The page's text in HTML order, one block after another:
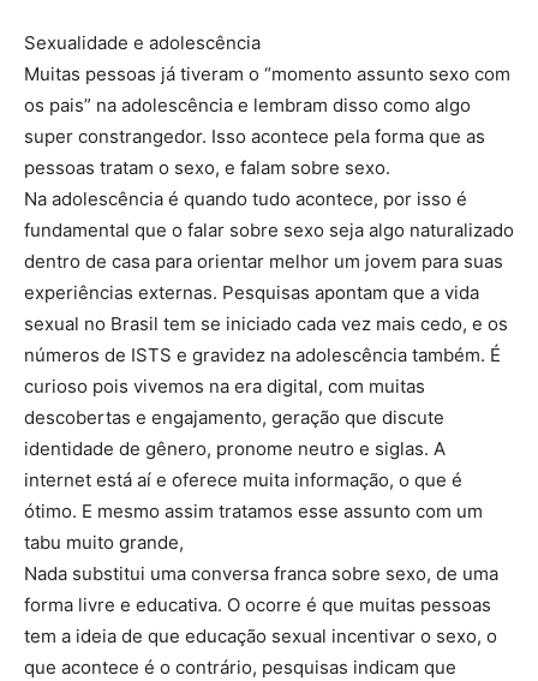
Sexualidade e adolescência
Muitas pessoas já tiveram o “momento assunto sexo com
os pais” na adolescência e lembram disso como algo
super constrangedor. Isso acontece pela forma que as
pessoas tratam o sexo, e falam sobre sexo.
Na adolescência é quando tudo acontece, por isso é
fundamental que o falar sobre sexo seja algo naturalizado
dentro de casa para orientar melhor um jovem para suas
experiências externas. Pesquisas apontam que a vida
sexual no Brasil tem se iniciado cada vez mais cedo, e os
números de ISTS e gravidez na adolescência também. É
curioso pois vivemos na era digital, com muitas
descobertas e engajamento, geração que discute
identidade de gênero, pronome neutro e siglas. A
internet está aí e oferece muita informação, o que é
ótimo. E mesmo assim tratamos esse assunto com um
tabu muito grande,
Nada substitui uma conversa franca sobre sexo, de uma
forma livre e educativa. O ocorre é que muitas pessoas
tem a ideia de que educação sexual incentivar o sexo, o
que acontece é o contrário, pesquisas indicam que